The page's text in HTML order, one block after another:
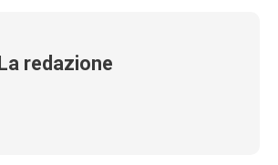
La redazione